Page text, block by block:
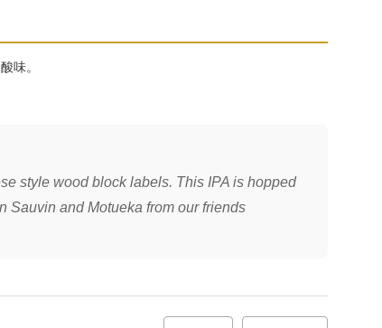
味。
style wood block labels. This IPA is hopped
Sauvin and Motueka from our friends